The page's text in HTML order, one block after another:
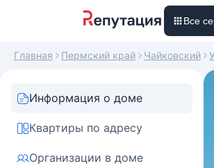
Все
Главная Пермский край Чайковский
Информация о доме
Квартиры по адресу
Организации в доме